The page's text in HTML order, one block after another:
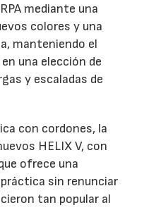
mediante una
colores y una
manteniendo el
una elección de
y escaladas de
con cordones, la
HELIX V, con
ofrece una
sin renunciar
tan popular al